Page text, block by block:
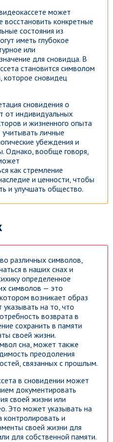
может
восстановить конкретные
состояния из
иметь глубокое
или
для сновидца. В
становится символом
которое сновидец
сновидения о
от индивидуальных
и жизненного опыта
личные
убеждения и
Однако, вообще говоря,
как стремление
и ценности, чтобы
и улучшать общество.
различных символов,
в наших снах и
определенное
символов — это
возникает образ
на то, что
возврата в
сохранить в памяти
своей жизни.
сна, может также
преодоления
связанных с прошлым.
в сновидении может
документировать
своей жизни или
Это может указывать на
контролировать и
своей жизни для
для собственной памяти.